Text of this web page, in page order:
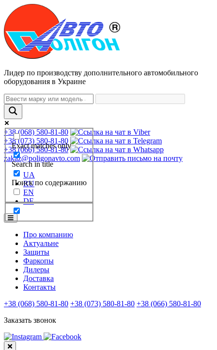
Лидер по производству дополнительного автомобильного
оборудования в Украине
Exact matches only
Search in title
Поиск по содержанию
+38 (068) 580-81-80
+38 (073) 580-81-80
+38 (066) 580-81-80
zakaz@poligonavto.com
UA
RU
EN
DE
Про компанию
Актуальне
Защиты
Фаркопы
Дилеры
Доставка
Контакты
+38 (068) 580-81-80 +38 (073) 580-81-80 +38 (066) 580-81-80
Заказать звонок